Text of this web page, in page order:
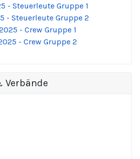
- Steuerleute Gruppe 1
- Steuerleute Gruppe 2
- Crew Gruppe 1
- Crew Gruppe 2